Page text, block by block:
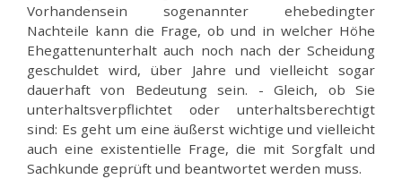
Vorhandensein sogenannter ehebedingter
Nachteile kann die Frage, ob und in welcher Höhe
Ehegattenunterhalt auch noch nach der Scheidung
geschuldet wird, über Jahre und vielleicht sogar
dauerhaft von Bedeutung sein. - Gleich, ob Sie
unterhaltsverpflichtet oder unterhaltsberechtigt
sind: Es geht um eine äußerst wichtige und vielleicht
auch eine existentielle Frage, die mit Sorgfalt und
Sachkunde geprüft und beantwortet werden muss.